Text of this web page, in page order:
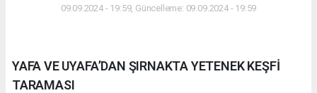
09.09.2024 - 19:59, Güncelleme: 09.09.2024 - 19:59
YAFA VE UYAFA’DAN ŞIRNAKTA YETENEK KEŞFİ
TARAMASI